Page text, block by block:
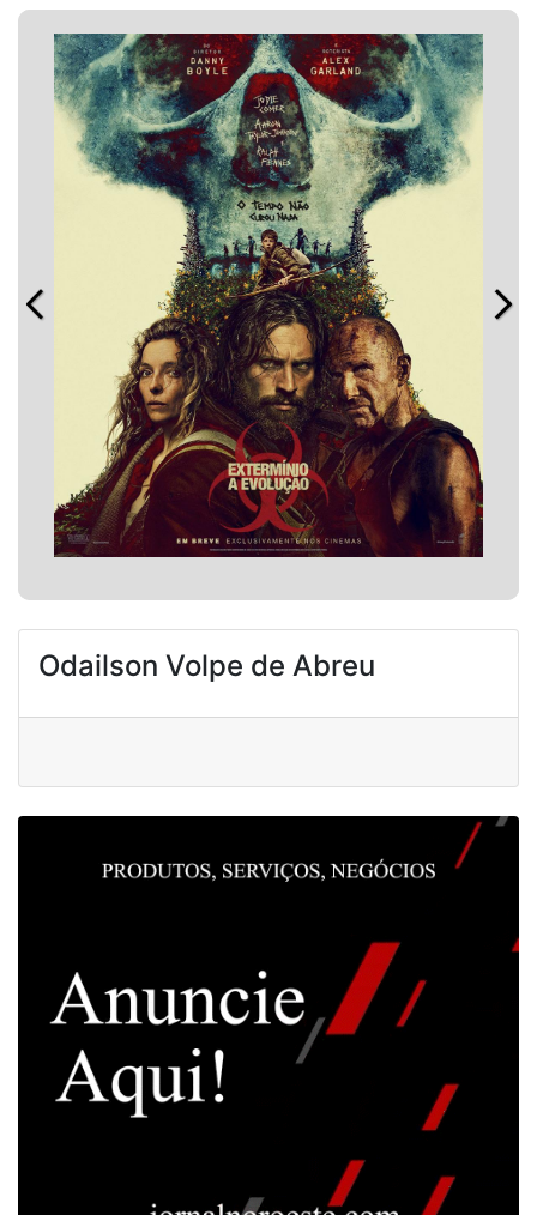
Odailson Volpe de Abreu